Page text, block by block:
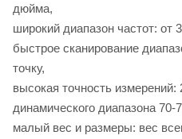
дюйма,
широкий диапазон частот: от
быстрое сканирование
точку,
высокая точность
динамического диапазона 70-
малый вес и размеры: вес